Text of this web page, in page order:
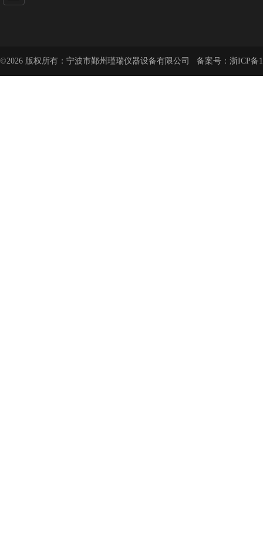
©2026 版权所有：宁波市鄞州瑾瑞仪器设备有限公司 备案号： 浙ICP备